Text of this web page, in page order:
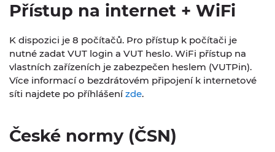
Přístup na internet + WiFi
K dispozici je 8 počítačů. Pro přístup k počítači je
nutné zadat VUT login a VUT heslo. WiFi přístup na
vlastních zařízeních je zabezpečen heslem (VUTPin).
Více informací o bezdrátovém připojení k internetové
síti najdete po příhlášenízde.
České normy (ČSN)